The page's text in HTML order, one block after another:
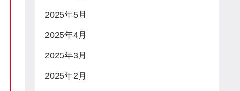
2025年5月
2025年4月
2025年3月
2025年2月